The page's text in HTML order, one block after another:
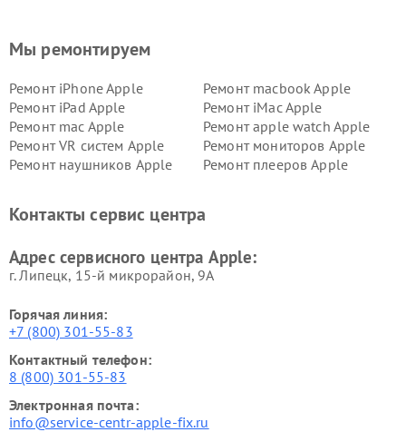
Мы ремонтируем
Ремонт iPhone Apple
Ремонт macbook Apple
Ремонт iPad Apple
Ремонт iMac Apple
Ремонт mac Apple
Ремонт apple watch Apple
Ремонт VR систем Apple
Ремонт мониторов Apple
Ремонт наушников Apple
Ремонт плееров Apple
Контакты сервис центра
Адрес сервисного центра Apple:
г. Липецк, 15-й микрорайон, 9А
Горячая линия:
+7 (800) 301-55-83
Контактный телефон:
8 (800) 301-55-83
Электронная почта:
info@service-centr-apple-fix.ru